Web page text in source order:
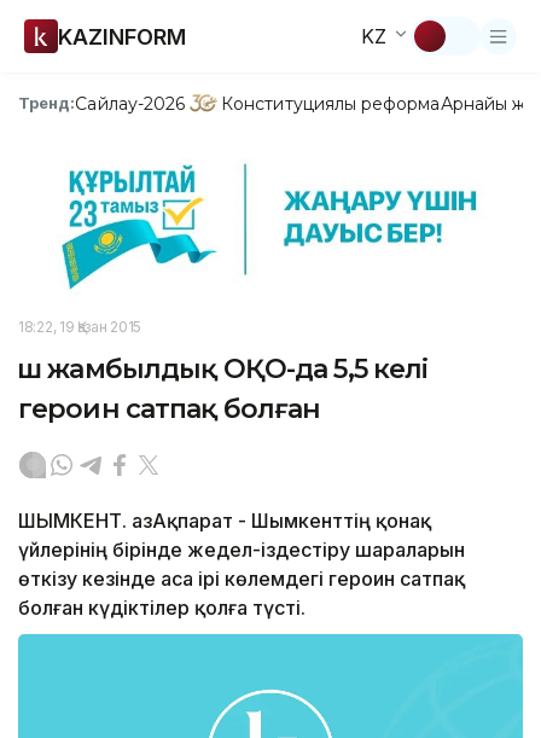
KAZINFORM KZ
Тренд:Сайлау-2026 Конституциялық реформаАрнайы
18:22, 19 Қазан 2015
Үш жамбылдық ОҚО-да 5,5 келі
героин сатпақ болған
ШЫМКЕНТ. ҚазАқпарат - Шымкенттің қонақ
үйлерінің бірінде жедел-іздестіру шараларын
өткізу кезінде аса ірі көлемдегі героин сатпақ
болған күдіктілер қолға түсті.